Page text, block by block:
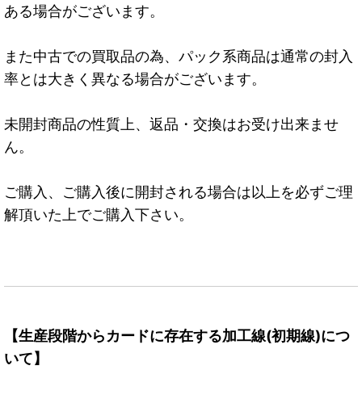
ある場合がございます。
また中古での買取品の為、パック系商品は通常の封入
率とは大きく異なる場合がございます。
未開封商品の性質上、返品・交換はお受け出来ませ
ん。
ご購入、ご購入後に開封される場合は以上を必ずご理
解頂いた上でご購入下さい。
【生産段階からカードに存在する加工線(初期線)につ
いて】